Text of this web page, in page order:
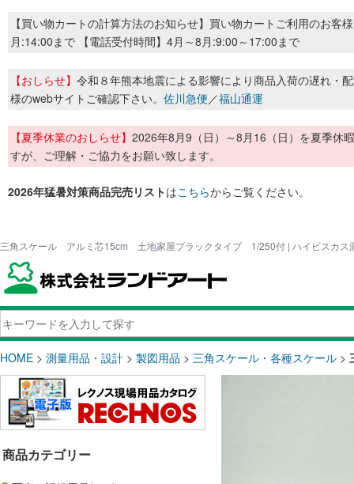
【買い物カートの計算方法のお知らせ】買い物カートご利用のお客
月:14:00まで 【電話受付時間】4月～8月:9:00～17:00まで
【おしらせ】 令和８年熊本地震による影響により商品入荷の遅れ・
様のwebサイトご確認下さい。 佐川急便／福山通運
【夏季休業のおしらせ】 2026年8月9（日）～8月16（日）を夏季休
すが、ご理解・ご協力をお願い致します。
2026年猛暑対策商品完売リストはこちらからご覧ください。
三角スケール アルミ芯15cm 土地家屋ブラックタイプ 1/250付 | ハイビスカス
HOME > 測量用品・設計 > 製図用品 > 三角スケール・各種スケール >
商品カテゴリー